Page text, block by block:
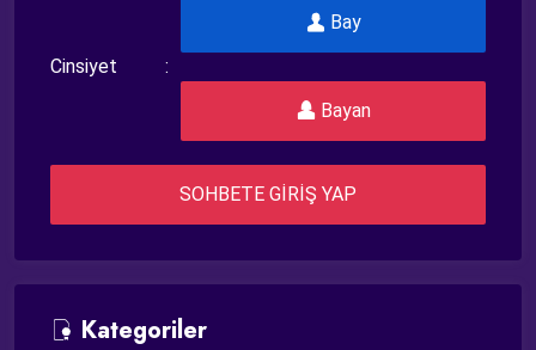
Cinsiyet
Bay
Bayan
SOHBETE GİRİŞ YAP
Kategoriler